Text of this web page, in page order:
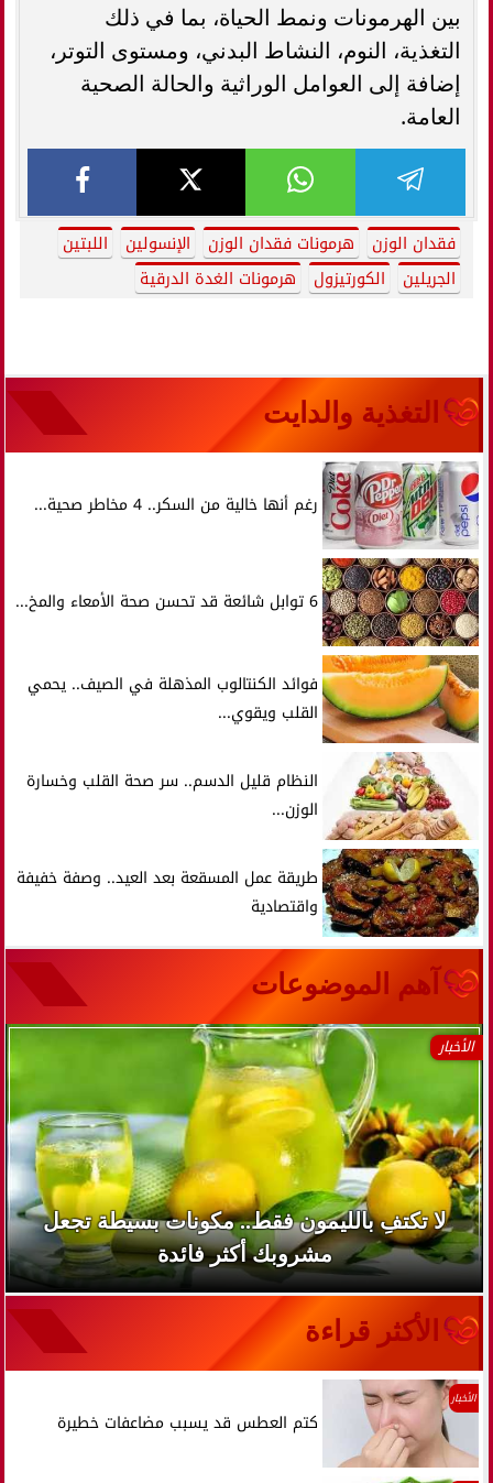
بين الهرمونات ونمط الحياة، بما في ذلك
التغذية، النوم، النشاط البدني، ومستوى التوتر،
إضافة إلى العوامل الوراثية والحالة الصحية
العامة.
فقدان الوزن هرمونات فقدان الوزن الإنسولين
اللبتين
الجريلين
الكورتيزول هرمونات الغدة الدرقية
التغذية والدايت
رغم أنها خالية من السكر.. 4 مخاطر صحية...
6 توابل شائعة قد تحسن صحة الأمعاء والمخ...
فوائد الكنتالوب المذهلة في الصيف.. يحمي
القلب ويقوي...
النظام قليل الدسم.. سر صحة القلب وخسارة
الوزن...
طريقة عمل المسقعة بعد العيد.. وصفة خفيفة
واقتصادية
آهم الموضوعات
الأخبار
لا تكتفِ بالليمون فقط.. مكونات بسيطة تجعل
مشروبك أكثر فائدة
الأكثر قراءة
الأخبار
كتم العطس قد يسبب مضاعفات خطيرة